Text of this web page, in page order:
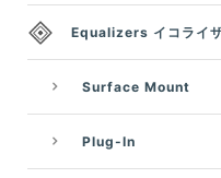
Equalizers イコライ
Surface Mount
Plug-In